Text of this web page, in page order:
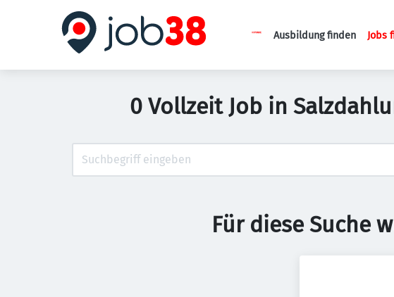
Ausbildung finden Jobs
0 Vollzeit Job in
Für diese Suche